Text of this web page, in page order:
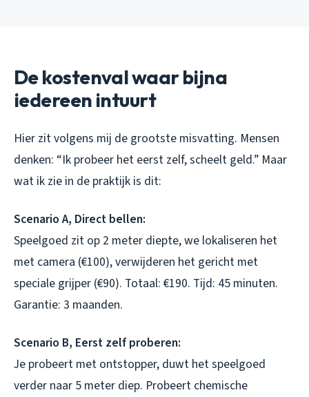
De kostenval waar bijna
iedereen intuurt
Hier zit volgens mij de grootste misvatting. Mensen
denken: “Ik probeer het eerst zelf, scheelt geld.” Maar
wat ik zie in de praktijk is dit:
Scenario A, Direct bellen:
Speelgoed zit op 2 meter diepte, we lokaliseren het
met camera (€100), verwijderen het gericht met
speciale grijper (€90). Totaal: €190. Tijd: 45 minuten.
Garantie: 3 maanden.
Scenario B, Eerst zelf proberen:
Je probeert met ontstopper, duwt het speelgoed
verder naar 5 meter diep. Probeert chemische